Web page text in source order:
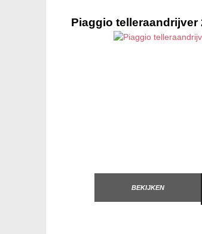
Piaggio telleraandrijver
BEKIJKEN